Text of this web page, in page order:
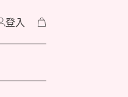
登入